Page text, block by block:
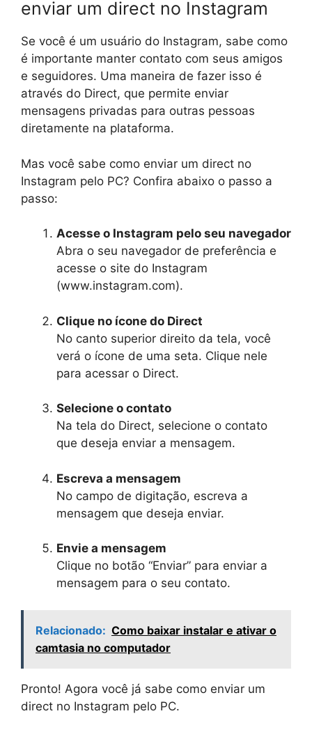
enviar um direct no Instagram
Se você é um usuário do Instagram, sabe como
é importante manter contato com seus amigos
e seguidores. Uma maneira de fazer isso é
através do Direct, que permite enviar
mensagens privadas para outras pessoas
diretamente na plataforma.
Mas você sabe como enviar um direct no
Instagram pelo PC? Confira abaixo o passo a
passo:
Acesse o Instagram pelo seu navegador
Abra o seu navegador de preferência e
acesse o site do Instagram
(www.instagram.com).
Clique no ícone do Direct
No canto superior direito da tela, você
verá o ícone de uma seta. Clique nele
para acessar o Direct.
Selecione o contato
Na tela do Direct, selecione o contato
que deseja enviar a mensagem.
Escreva a mensagem
No campo de digitação, escreva a
mensagem que deseja enviar.
Envie a mensagem
Clique no botão “Enviar” para enviar a
mensagem para o seu contato.
Relacionado: Como baixar instalar e ativar o
camtasia no computador
Pronto! Agora você já sabe como enviar um
direct no Instagram pelo PC.